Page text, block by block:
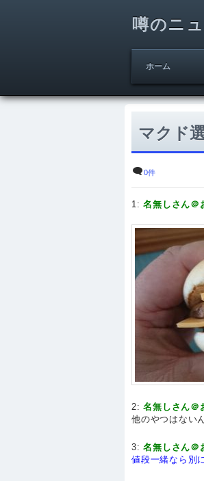
噂のニ
ホーム
マクド
0件
1:名無しさん＠
2:名無しさん＠
他のやつはない
3:名無しさん＠
値段一緒なら別